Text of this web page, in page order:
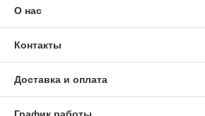
О нас
Контакты
Доставка и оплата